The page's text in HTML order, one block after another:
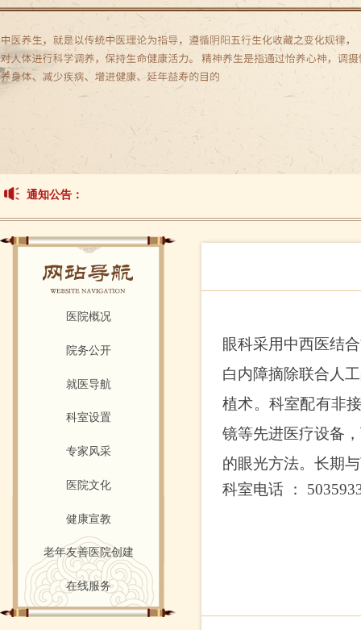
通知公告：
眼科采用中西医结
白内障摘除联合人
植术。科室配有非
镜等先进医疗设备
的眼光方法。长期
科室电话
：
医院概况
院务公开
就医导航
科室设置
专家风采
医院文化
健康宣教
老年友善医院创建
在线服务